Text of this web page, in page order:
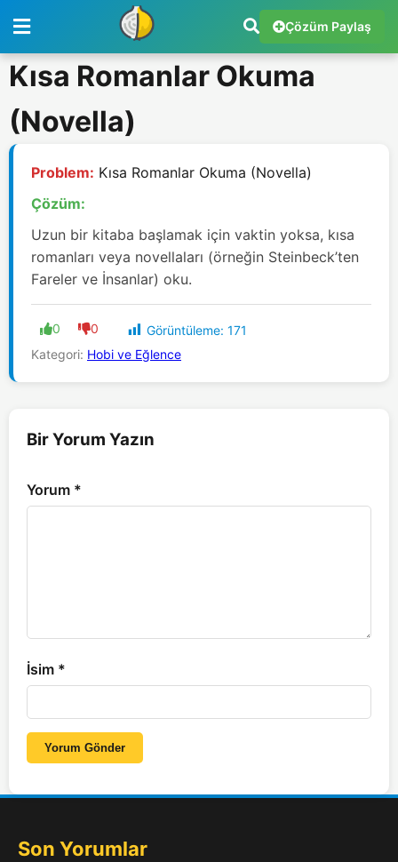
Çözüm Paylaş
Kısa Romanlar Okuma
(Novella)
Problem: Kısa Romanlar Okuma (Novella)
Çözüm:
Uzun bir kitaba başlamak için vaktin yoksa, kısa
romanları veya novellaları (örneğin Steinbeck’ten
Fareler ve İnsanlar) oku.
0 0 Görüntüleme: 171
Kategori: Hobi ve Eğlence
Bir Yorum Yazın
Yorum *
İsim *
Yorum Gönder
Son Yorumlar